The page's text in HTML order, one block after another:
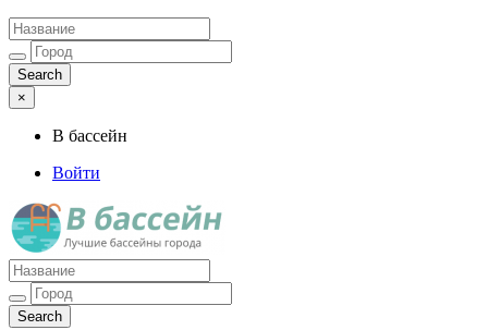
×
В бассейн
Войти
Лучшие бассейны города